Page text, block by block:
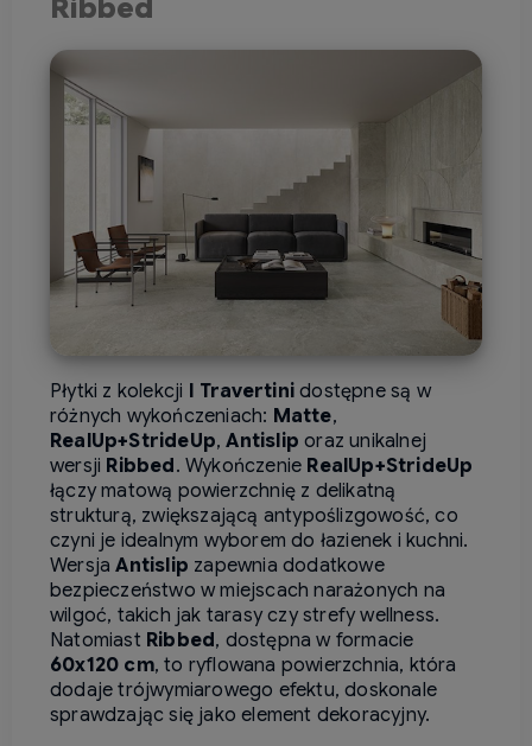
Ribbed
Płytki z kolekcji I Travertini dostępne są w
różnych wykończeniach: Matte,
RealUp+StrideUp,Antislip oraz unikalnej
wersji Ribbed. Wykończenie RealUp+StrideUp
łączy matową powierzchnię z delikatną
strukturą, zwiększającą antypoślizgowość, co
czyni je idealnym wyborem do łazienek i kuchni.
WersjaAntislip zapewnia dodatkowe
bezpieczeństwo w miejscach narażonych na
wilgoć, takich jak tarasy czy strefy wellness.
Natomiast Ribbed, dostępna w formacie
60x120 cm, to ryflowana powierzchnia, która
dodaje trójwymiarowego efektu, doskonale
sprawdzając się jako element dekoracyjny.